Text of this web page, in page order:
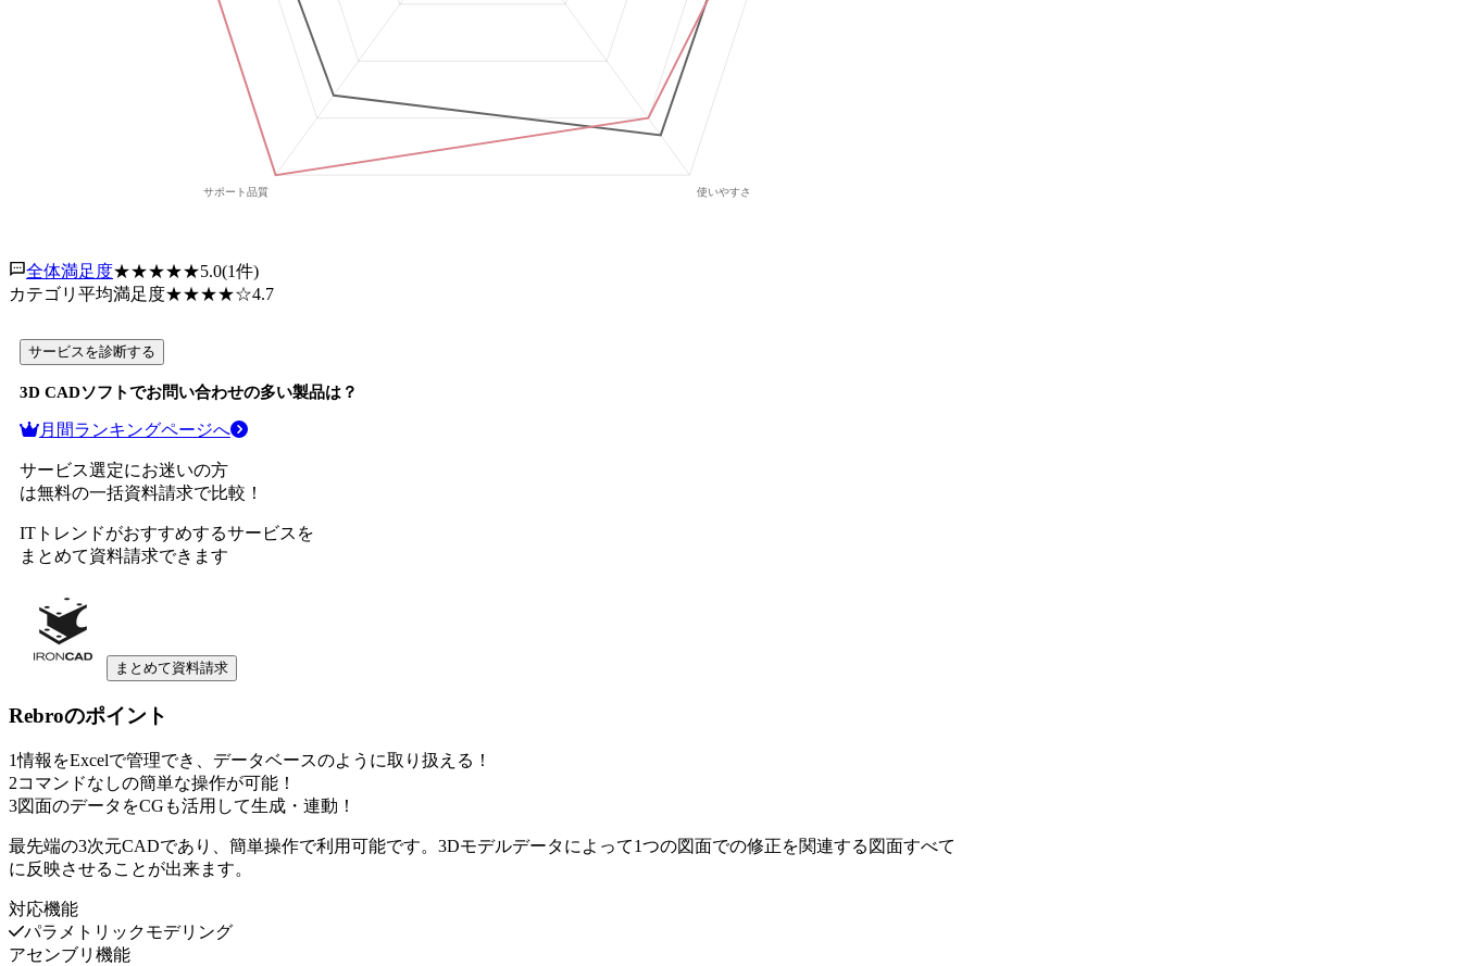
全体満足度★★★★★5.0(1件)
カテゴリ平均満足度★★★★☆4.7
サービスを診断する
3D CADソフトでお問い合わせの多い製品は？
月間ランキングページへ
サービス選定にお迷いの方
は無料の一括資料請求で比較！
ITトレンドがおすすめするサービスを
まとめて資料請求できます
まとめて資料請求
Rebroのポイント
1情報をExcelで管理でき、データベースのように取り扱える！
2コマンドなしの簡単な操作が可能！
3図面のデータをCGも活用して生成・連動！
最先端の3次元CADであり、簡単操作で利用可能です。3Dモデルデータによって1つの図面での修正を関連する図面すべて
に反映させることが出来ます。
対応機能
パラメトリックモデリング
アセンブリ機能